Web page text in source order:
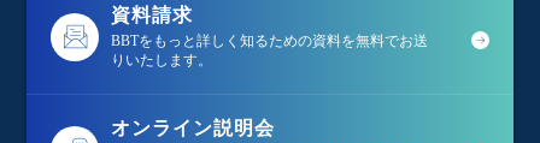
資料請求
BBTをもっと詳しく知るための資料を無料でお送
りいたします。
オンライン説明会